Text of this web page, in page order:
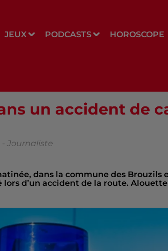
JEUX PODCASTS HOROSCOPE
un accident de
- Journaliste
dans la commune des Brouzils
d’un accident de la route.